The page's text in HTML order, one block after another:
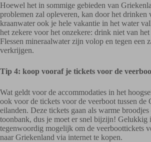
Hoewel het in sommige gebieden van
problemen zal opleveren, kan door het drinken
kraanwater ook je hele vakantie in het water
het zekere voor het onzekere: drink niet van het
Flessen mineraalwater zijn volop en tegen een
verkrijgen.
Tip 4: koop vooraf je tickets voor de
Wat geldt voor de accommodaties in het
ook voor de tickets voor de veerboot tussen de
eilanden. Deze tickets gaan als warme broodjes
toonbank, dus je moet er snel bijzijn! Gelukkig
tegenwoordig mogelijk om de veerboottickets
naar Griekenland via internet te kopen.